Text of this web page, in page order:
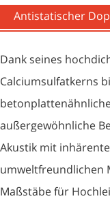
Antistatischer
Dank seines
Calciumsulfatkerns
außergewöhnliche
Akustik mit
umweltfreundlichen
Maßstäbe für